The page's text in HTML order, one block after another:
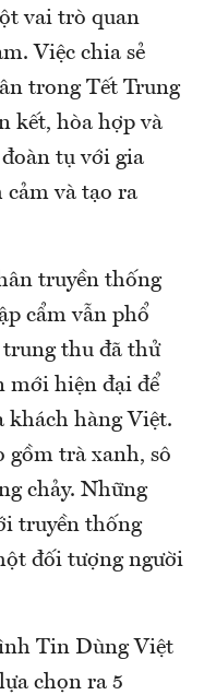
vai trò quan
Việc chia sẻ
trong Tết Trung
kết, hòa hợp và
tụ với gia
cảm và tạo ra
truyền thống
cẩm vẫn phổ
trung thu đã thử
mới hiện đại để
khách hàng Việt.
gồm trà xanh, sô
chảy. Những
truyền thống
đối tượng người
Tin Dùng Việt
chọn ra 5